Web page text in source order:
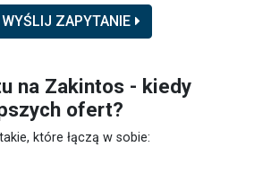
WYŚLIJ ZAPYTANIE
na Zakintos - kiedy
ofert?
które łączą w sobie: